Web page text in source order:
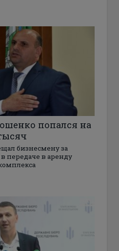
попался на
бизнесмену за
передаче в аренду